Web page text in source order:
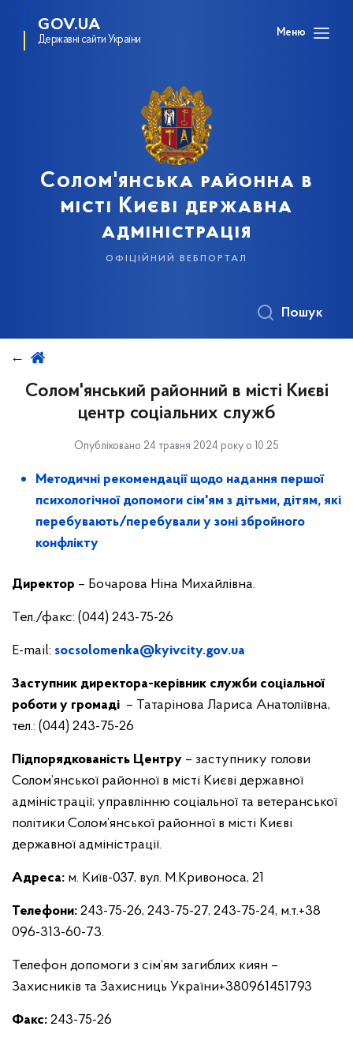
GOV.UA
Державні сайти України
Меню
Солом'янська районна в
місті Києві державна
адміністрація
офіційний вебпортал
Пошук
Солом'янський районний в місті Києві
центр соціальних служб
Опубліковано 24 травня 2024 року о 10:25
Методичні рекомендації щодо надання першої
психологічної допомоги сім'ям з дітьми, дітям, які
перебувають/перебували у зоні збройного
конфлікту
Директор – Бочарова Ніна Михайлівна.
Тел./факс: (044) 243-75-26
E-mail: socsolomenka@kyivcity.gov.ua
Заступник директора-керівник служби соціальної
роботи у громаді – Татарінова Лариса Анатоліївна,
тел.: (044) 243-75-26
Підпорядкованість Центру – заступнику голови
Солом’янської районної в місті Києві державної
адміністрації; управлінню соціальної та ветеранської
політики Солом’янської районної в місті Києві
державної адміністрації.
Адреса: м. Київ-037, вул. М.Кривоноса, 21
Телефони: 243-75-26, 243-75-27, 243-75-24, м.т.+38
096-313-60-73.
Телефон допомоги з сім’ям загиблих киян –
Захисників та Захисниць України+380961451793
Факс: 243-75-26